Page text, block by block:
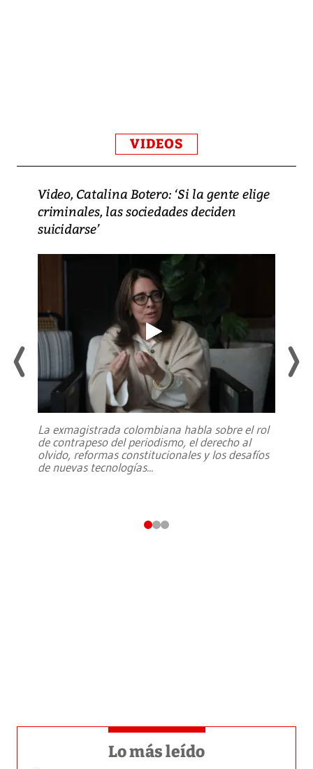
VIDEOS
Video, Catalina Botero: ‘Si la gente elige
criminales, las sociedades deciden
suicidarse’
La exmagistrada colombiana habla sobre el rol
de contrapeso del periodismo, el derecho al
olvido, reformas constitucionales y los desafíos
de nuevas tecnologías...
Lo más leído